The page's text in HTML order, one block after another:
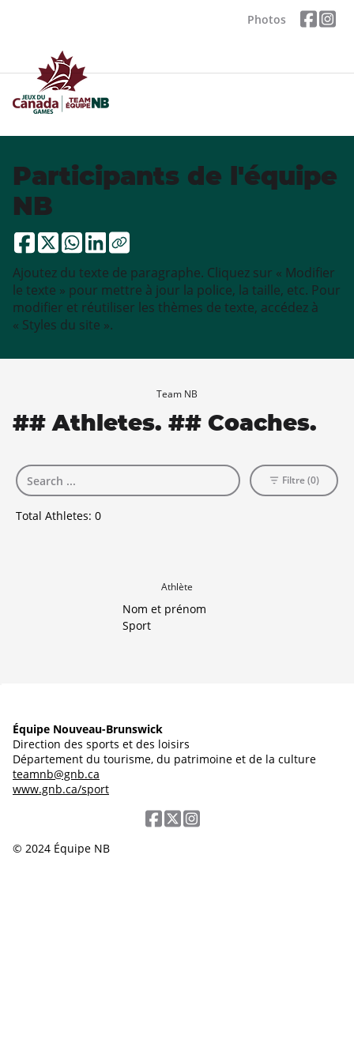
Photos
Participants de l'équipe
NB
Ajoutez du texte de paragraphe. Cliquez sur « Modifier
le texte » pour mettre à jour la police, la taille, etc. Pour
modifier et réutiliser les thèmes de texte, accédez à
« Styles du site ».
Team NB
## Athletes. ## Coaches.
Total Athletes: 0
Filtre (0)
Athlète
Nom et prénom
Sport
Équipe Nouveau-Brunswick
Direction des sports et des loisirs
Département du tourisme, du patrimoine et de la culture
teamnb@gnb.ca
www.gnb.ca/sport
© 2024 Équipe NB